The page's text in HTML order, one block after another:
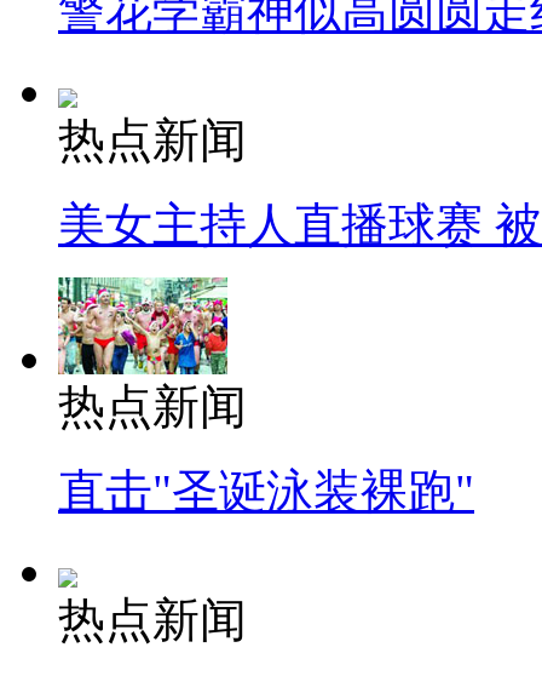
警花学霸神似高圆圆走
热点新闻
美女主持人直播球赛
热点新闻
直击"圣诞泳装裸跑"
热点新闻